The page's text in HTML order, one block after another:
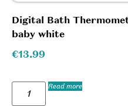
Digital Bath
baby white
€13.99
Read more